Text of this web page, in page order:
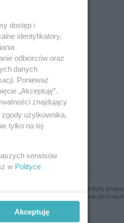
informacje w nim zawarte były
informacji zamieszczonych na
dostęp i
identyfikatory,
odbiorców oraz
danych
Ponieważ
„Akceptuję”.
znajdujący
użytkownika,
tylko na tej
serwisów
w Polityce
Akceptuję